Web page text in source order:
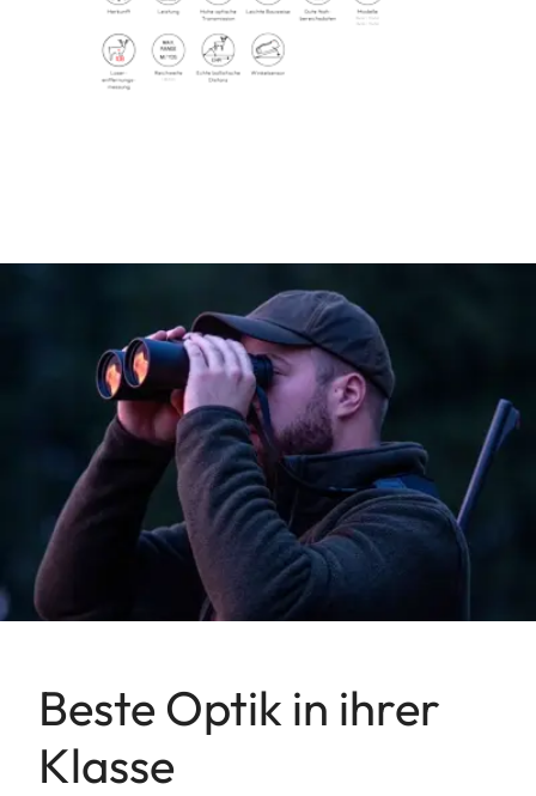
Beste Optik in ihrer
Klasse